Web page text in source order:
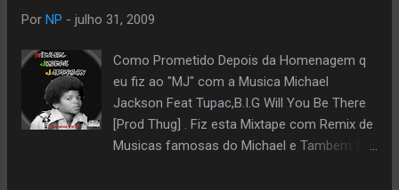
Por NP - julho 31, 2009
Como Prometido Depois da Homenagem q
eu fiz ao "MJ" com a Musica Michael
Jackson Feat Tupac,B.I.G Will You Be There
[Prod Thug] . Fiz esta Mixtape com Remix de
Musicas famosas do Michael e Tambem fiz